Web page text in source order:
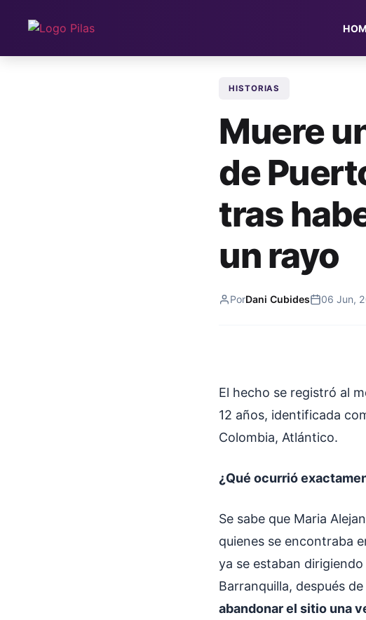
HISTORIAS
Muere
de
tras
un rayo
PorDani Cubides 06 Jun,
El hecho se registró al
12 años, identificada
Colombia, Atlántico.
¿Qué ocurrió
Se sabe que Maria
quienes se encontraba
ya se estaban
Barranquilla, después
abandonar el sitio una